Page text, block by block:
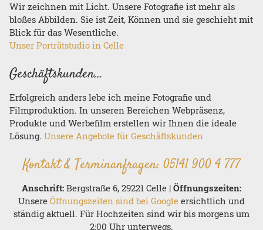
Wir zeichnen mit Licht. Unsere Fotografie ist mehr als
bloßes Abbilden. Sie ist Zeit, Können und sie geschieht mit
Blick für das Wesentliche.
Unser Porträtstudio in Celle
Geschäftskunden…
Erfolgreich anders lebe ich meine Fotografie und
Filmproduktion. In unseren Bereichen Webpräsenz,
Produkte und Werbefilm erstellen wir Ihnen die ideale
Lösung. Unsere Angebote für Geschäftskunden
Kontakt & Terminanfragen: 05141 900 4 777
Anschrift: Bergstraße 6, 29221 Celle | Öffnungszeiten:
Unsere Öffnungszeiten sind bei Google ersichtlich und
ständig aktuell. Für Hochzeiten sind wir bis morgens um
2:00 Uhr unterwegs.